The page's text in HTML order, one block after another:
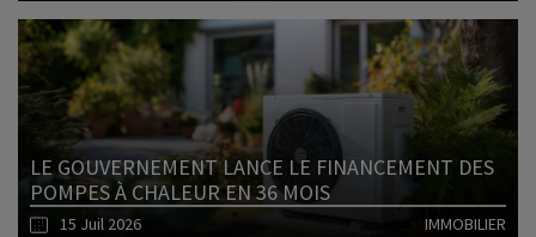
Lire l'article
LE GOUVERNEMENT LANCE LE FINANCEMENT DES
POMPES À CHALEUR EN 36 MOIS
15 Juil 2026 IMMOBILIER